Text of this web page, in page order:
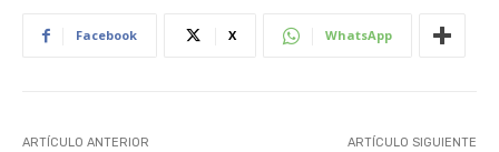
Facebook X WhatsApp
ARTÍCULO ANTERIOR ARTÍCULO SIGUIENTE